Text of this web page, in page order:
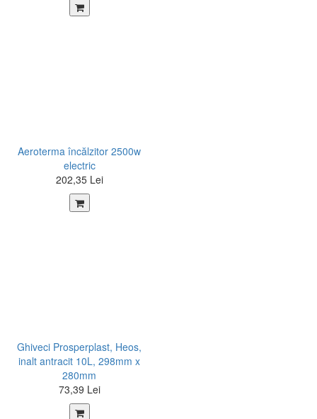
Aeroterma încălzitor 2500w
electric
202,35 Lei
Ghiveci Prosperplast, Heos,
inalt antracit 10L, 298mm x
280mm
73,39 Lei